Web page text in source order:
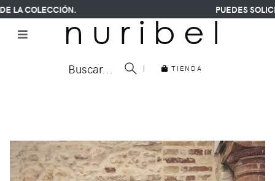
LA COLECCIÓN. PUEDES
n u r i b e l
Buscar... | TIENDA